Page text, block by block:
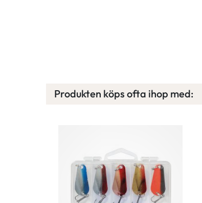
Produkten köps ofta ihop med: